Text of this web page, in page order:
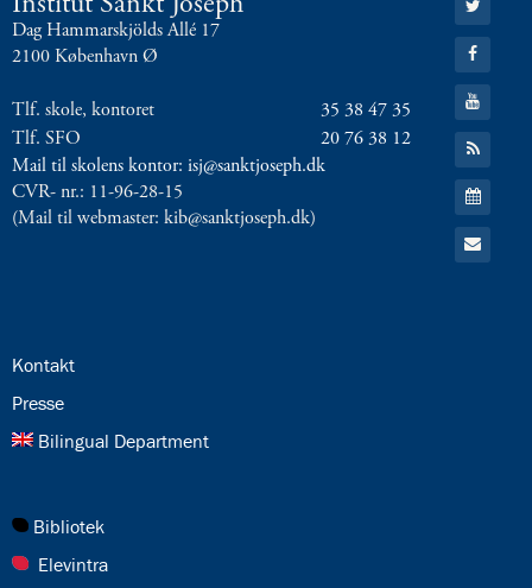
4.4:
Gudstjenester
på
ISJ
4.6:
Frokostmesse
præster
4.8:
Katolik
på
5.0:
Internationalt
International
5.2:
International
10.
Dag Hammarskjölds Allé 17
2100 København Ø
Tlf. skole, kontoret
35 38 47 35
Tlf. SFO
20 76 38 12
Mail til skolens kontor: isj@sanktjoseph.dk
CVR- nr.: 11-96-28-15
(Mail til webmaster: kib@sanktjoseph.dk)
til:
Twitter
Gå
til:
Facebook
Gå
til:
YouTube
Gå
til:
RSS
feed
Gå
til:
Kalender
Gå
til:
24.0:
Kontakt
25.0:
Presse
26.0:
Bilingual Department
27.0:
Bibliotek
28.0:
Elevintra